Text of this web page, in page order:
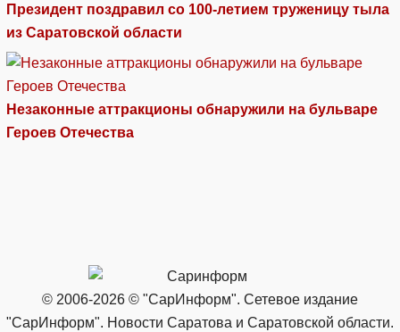
Президент поздравил со 100-летием труженицу тыла
из Саратовской области
Незаконные аттракционы обнаружили на бульваре
Героев Отечества
© 2006-2026 © "СарИнформ". Сетевое издание
"СарИнформ". Новости Саратова и Саратовской области.